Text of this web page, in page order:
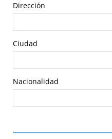
Dirección
Ciudad
Nacionalidad